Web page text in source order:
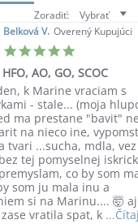
Zoradiť: Vybrať
Belková V. Overený Kupujúci
5.0
rating
AO, GO, SCOC
k Marine vraciam s
- stale... (moja
ma prestane "bavit"
na nieco ine,
tvari ...sucha, mdla, vez
tej pomyselnej
co by som
som ju mala inu a
si na Marinu.... 🤯
vratila spat, k